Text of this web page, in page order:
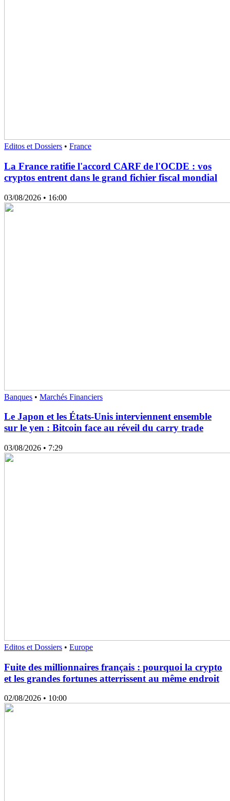
Editos et Dossiers • France
La France ratifie l'accord CARF de l'OCDE : vos
cryptos entrent dans le grand fichier fiscal mondial
03/08/2026 • 16:00
Banques • Marchés Financiers
Le Japon et les États-Unis interviennent ensemble
sur le yen : Bitcoin face au réveil du carry trade
03/08/2026 • 7:29
Editos et Dossiers • Europe
Fuite des millionnaires français : pourquoi la crypto
et les grandes fortunes atterrissent au même endroit
02/08/2026 • 10:00